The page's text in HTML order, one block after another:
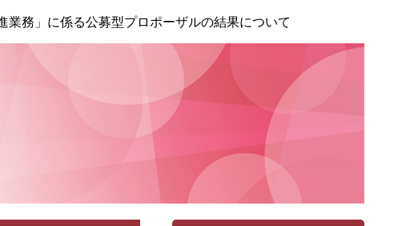
務」に係る公募型プロポーザルの結果について